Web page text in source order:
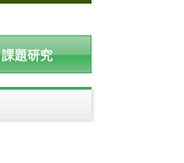
課題研究